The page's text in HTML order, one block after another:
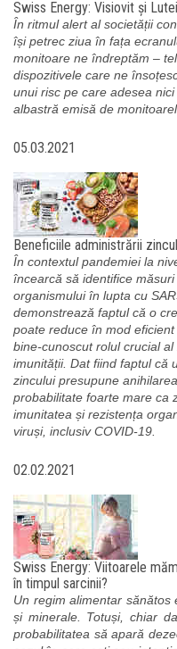
Swiss Energy: Visiovit și
În ritmul alert al societății
își petrec ziua în fața
monitoare ne îndreptăm –
dispozitivele care ne
unui risc pe care adesea
albastră emisă de
05.03.2021
Beneficiile administrării
În contextul pandemiei la
încearcă să identifice
organismului în lupta cu
demonstrează faptul că o
poate reduce în mod
bine-cunoscut rolul crucial
imunității. Dat fiind faptul că
zincului presupune
probabilitate foarte mare ca
imunitatea și rezistența
viruși, inclusiv COVID-19.
02.02.2021
Swiss Energy: Viitoarele
în timpul sarcinii?
Un regim alimentar
și minerale. Totuși, chiar
probabilitatea să apară